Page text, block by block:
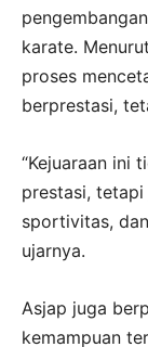
karate.
proses
berprestasi,
“Kejuaraan ini
prestasi,
sportivitas,
ujarnya.
Asjap juga
kemampuan